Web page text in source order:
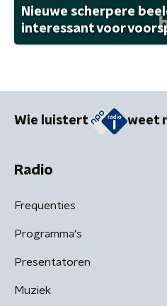
Nieuwe scherpere
interessant voor
Wie luistert weet
Radio
Frequenties
Programma's
Presentatoren
Muziek